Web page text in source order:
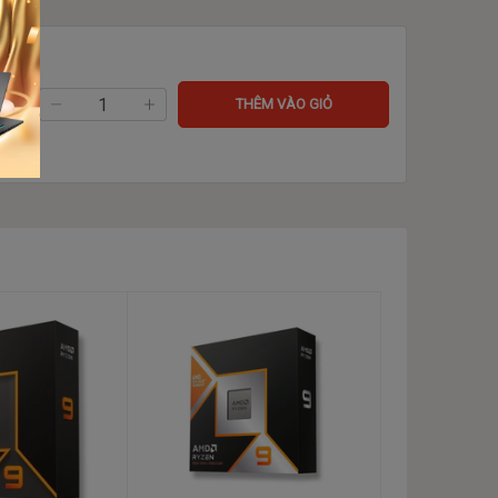
THÊM VÀO GIỎ